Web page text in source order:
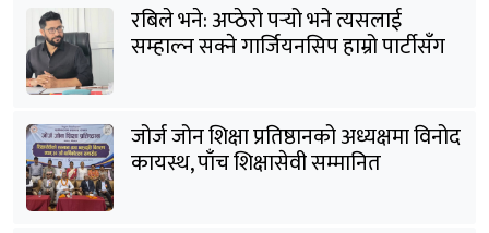
रबिले भने: अप्ठेरो पर्‍यो भने त्यसलाई
सम्हाल्न सक्ने गार्जियनसिप हाम्रो पार्टीसँग
जोर्ज जोन शिक्षा प्रतिष्ठानको अध्यक्षमा विनोद
कायस्थ, पाँच शिक्षासेवी सम्मानित